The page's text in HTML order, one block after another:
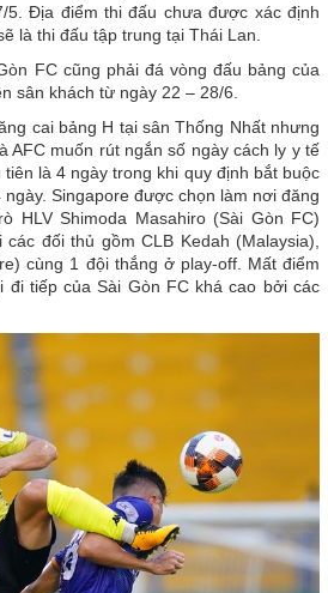
5. Địa điểm thi đấu chưa được xác định
là thi đấu tập trung tại Thái Lan.
FC cũng phải đá vòng đấu bảng của
sân khách từ ngày 22 – 28/6.
cai bảng H tại sân Thống Nhất nhưng
AFC muốn rút ngắn số ngày cách ly y tế
là 4 ngày trong khi quy định bắt buộc
Singapore được chọn làm nơi đăng
HLV Shimoda Masahiro (Sài Gòn FC)
đối thủ gồm CLB Kedah (Malaysia),
cùng 1 đội thắng ở play-off. Mất điểm
tiếp của Sài Gòn FC khá cao bởi các